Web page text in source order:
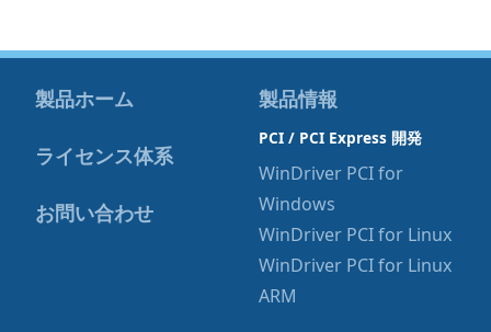
製品ホーム
ライセンス体系
お問い合わせ
製品情報
PCI / PCI Express 開発
WinDriver PCI for
Windows
WinDriver PCI for Linux
WinDriver PCI for Linux
ARM